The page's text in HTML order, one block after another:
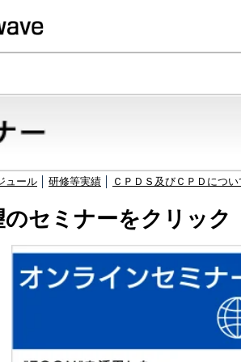
ュール 研修等実績 ＣＰＤＳ及びＣＰＤにつ
のセミナーをクリック